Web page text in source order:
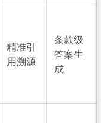
精准引
用溯源
条款级
答案生
成